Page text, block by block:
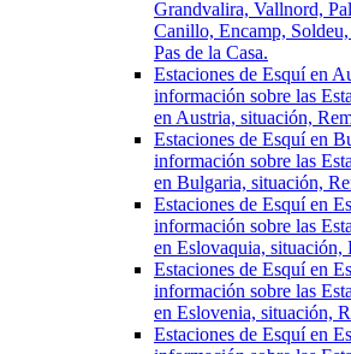
Grandvalira, Vallnord,
Canillo, Encamp,
Pas de la Casa.
Estaciones de Esquí en
información sobre las
en Austria, situación,
Estaciones de Esquí en
información sobre las
en Bulgaria, situación,
Estaciones de Esquí en
información sobre las
en Eslovaquia, situación,
Estaciones de Esquí en
información sobre las
en Eslovenia, situación,
Estaciones de Esquí en